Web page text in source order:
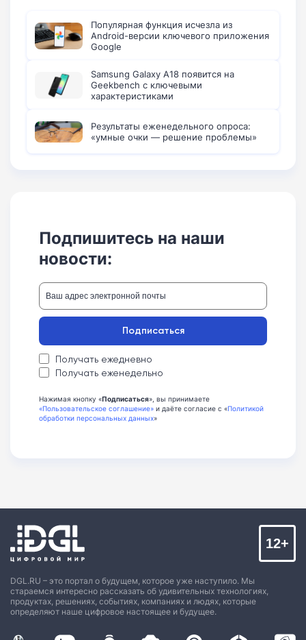
Популярная функция исчезла из
Android-версии ключевого приложения
Google
Samsung Galaxy A18 появится на
Geekbench с ключевыми
характеристиками
Результаты еженедельного опроса:
«умные очки — решение проблемы»
Подпишитесь на наши
новости:
Получать ежедневно
Получать еженедельно
Подписаться
Нажимая кнопку «Подписаться», вы принимаете
«Пользовательское соглашение» и даёте согласие с «Политикой
обработки персональных данных»
DGL.RU – это портал о будущем, которое уже наступило. Мы
стараемся интересно рассказать об удивительных технологиях,
продуктах, решениях, событиях, компаниях и людях, которые
определяют наше цифровое настоящее и будущее.
12+